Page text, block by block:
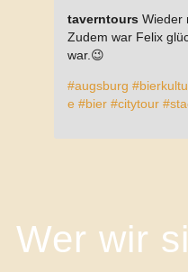
taverntours Wieder
Zudem war Felix
war.😉
#augsburg
e #bier #citytour
Wer wir